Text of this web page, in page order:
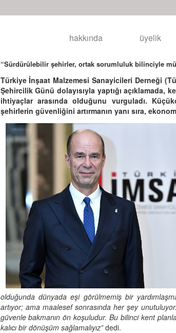
hakkında üyelik
“Sürdürülebilir şehirler, ortak sorumluluk bilinciyle
Türkiye İnşaat Malzemesi Sanayicileri Derneği
Şehircilik Günü dolayısıyla yaptığı
ihtiyaçlar arasında olduğunu vurguladı.
şehirlerin güvenliğini artırmanın yanı sıra,
olduğunda dünyada eşi görülmemiş bir
artıyor; ama maalesef sonrasında her şey
güvenle bakmanın ön koşuludur. Bu bilinci kent
kalıcı bir dönüşüm sağlamalıyız”dedi.